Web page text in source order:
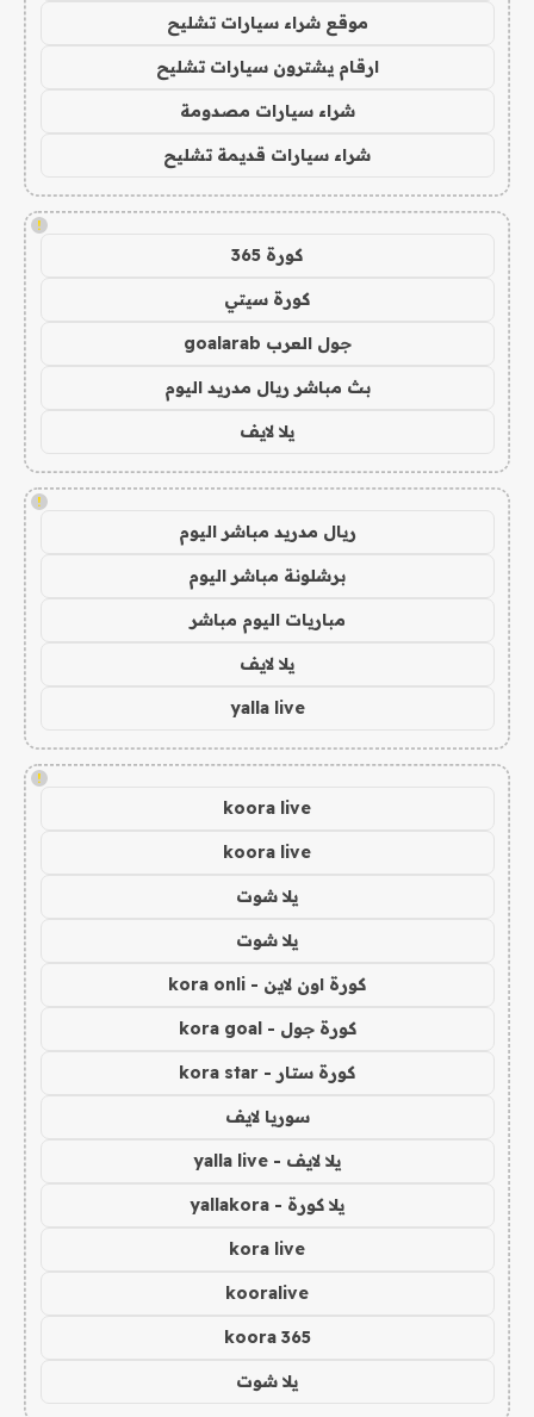
موقع شراء سيارات تشليح
ارقام يشترون سيارات تشليح
شراء سيارات مصدومة
شراء سيارات قديمة تشليح
!
كورة 365
كورة سيتي
جول العرب goalarab
بث مباشر ريال مدريد اليوم
يلا لايف
!
ريال مدريد مباشر اليوم
برشلونة مباشر اليوم
مباريات اليوم مباشر
يلا لايف
yalla live
!
koora live
koora live
يلا شوت
يلا شوت
كورة اون لاين - kora onli
كورة جول - kora goal
كورة ستار - kora star
سوريا لايف
يلا لايف - yalla live
يلا كورة - yallakora
kora live
kooralive
koora 365
يلا شوت